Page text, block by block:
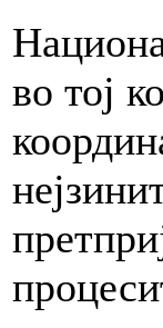
во тој